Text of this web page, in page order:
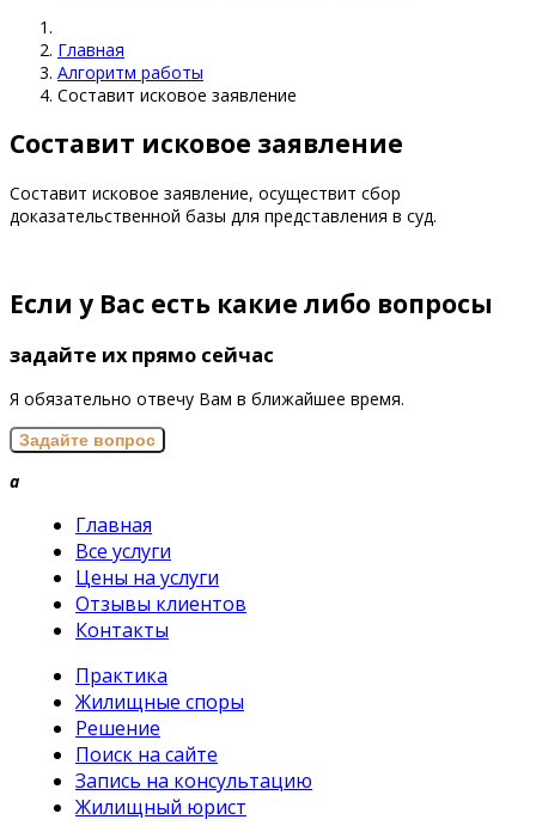
Главная
Алгоритм работы
Составит исковое заявление
Составит исковое заявление
Составит исковое заявление, осуществит сбор
доказательственной базы для представления в суд.
Если у Вас есть какие либо вопросы
задайте их прямо сейчас
Я обязательно отвечу Вам в ближайшее время.
a
Главная
Все услуги
Цены на услуги
Отзывы клиентов
Контакты
Практика
Жилищные споры
Решение
Поиск на сайте
Запись на консультацию
Жилищный юрист